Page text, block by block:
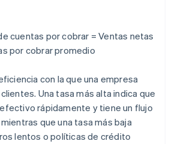
cuentas por cobrar = Ventas netas
por cobrar promedio
con la que una empresa
Una tasa más alta indica que
rápidamente y tiene un flujo
que una tasa más baja
lentos o políticas de crédito